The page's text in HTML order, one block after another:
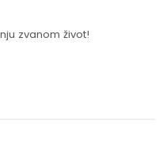
zvanom život!